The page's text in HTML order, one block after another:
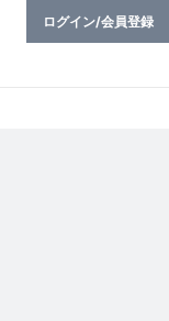
ログイン/会員登録